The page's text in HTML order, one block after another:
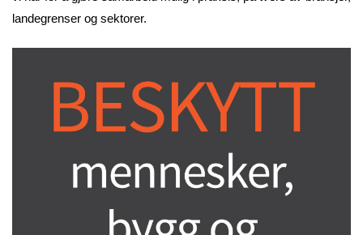
landegrenser og sektorer.